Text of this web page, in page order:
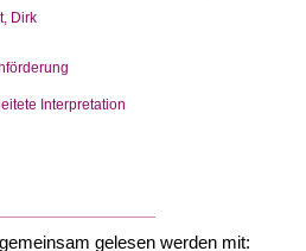
Dirk
Interpretation
gelesen werden mit: